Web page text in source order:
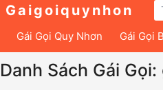
Gaigoiquynhon
Gái Gọi Quy Nhơn Gái Gọi
Danh Sách Gái